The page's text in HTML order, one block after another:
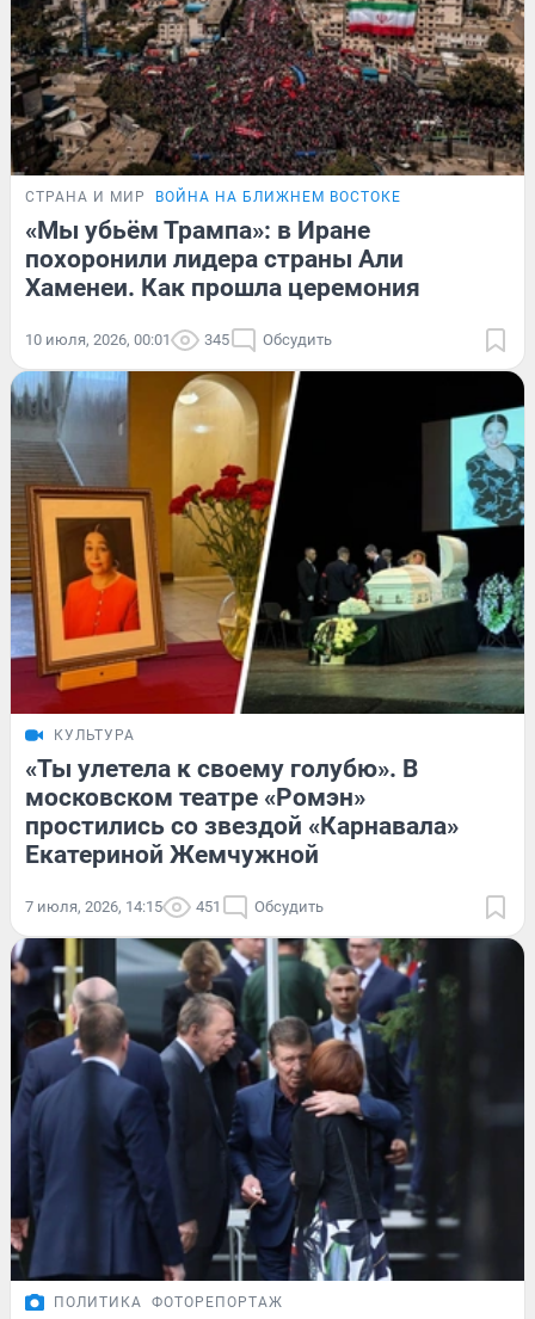
СТРАНА И МИР ВОЙНА НА БЛИЖНЕМ ВОСТОКЕ
«Мы убьём Трампа»: в Иране
похоронили лидера страны Али
Хаменеи. Как прошла церемония
10 июля, 2026, 00:01 345 Обсудить
КУЛЬТУРА
«Ты улетела к своему голубю». В
московском театре «Ромэн»
простились со звездой «Карнавала»
Екатериной Жемчужной
7 июля, 2026, 14:15 451 Обсудить
ПОЛИТИКА ФОТОРЕПОРТАЖ